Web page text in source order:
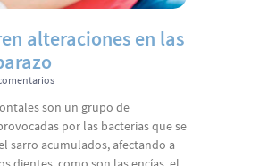
alteraciones en las
son un grupo de
por las bacterias que se
sarro acumulados, afectando a